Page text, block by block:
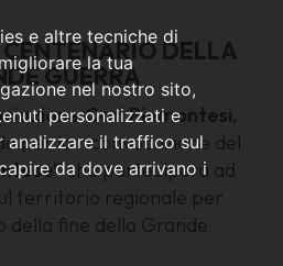
e altre tecniche di
la tua
nel nostro sito,
personalizzati e
analizzare il traffico sul
da dove arrivano i
DELLA
GUERRA
Cori Piemontesi,
per la riconvocazione del
che parteciperà ad
territorio regionale per
fine della Grande